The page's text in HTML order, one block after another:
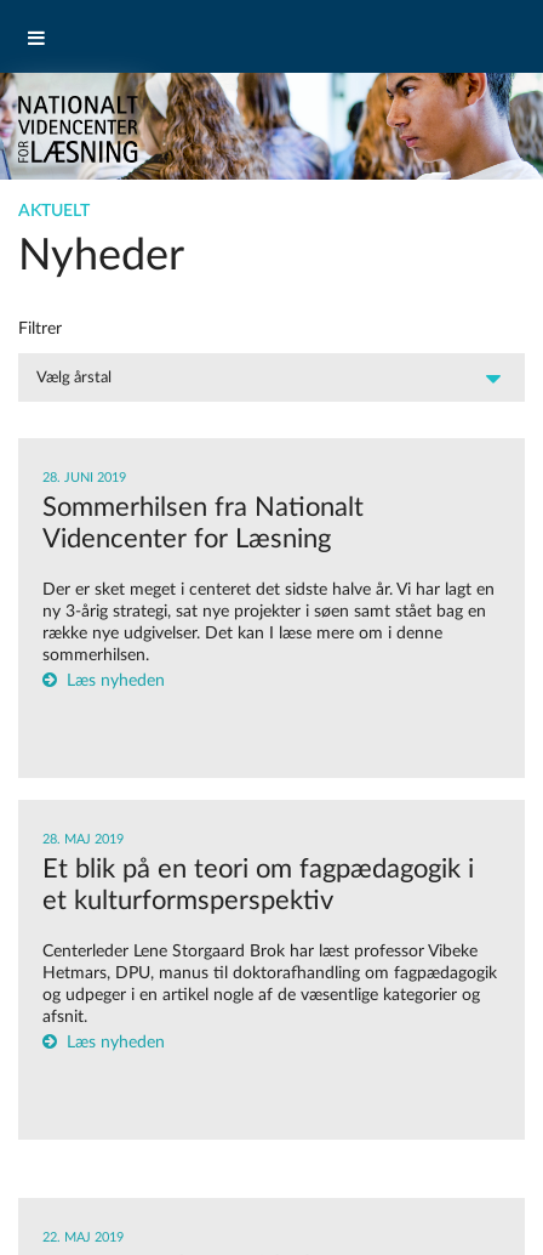
AKTUELT
Nyheder
Filtrer
28. JUNI 2019
Sommerhilsen fra Nationalt
Videncenter for Læsning
Der er sket meget i centeret det sidste halve år. Vi har lagt en
ny 3-årig strategi, sat nye projekter i søen samt stået bag en
række nye udgivelser. Det kan I læse mere om i denne
sommerhilsen.
Læs nyheden
28. MAJ 2019
Et blik på en teori om fagpædagogik i
et kulturformsperspektiv
Centerleder Lene Storgaard Brok har læst professor Vibeke
Hetmars, DPU, manus til doktorafhandling om fagpædagogik
og udpeger i en artikel nogle af de væsentlige kategorier og
afsnit.
Læs nyheden
22. MAJ 2019